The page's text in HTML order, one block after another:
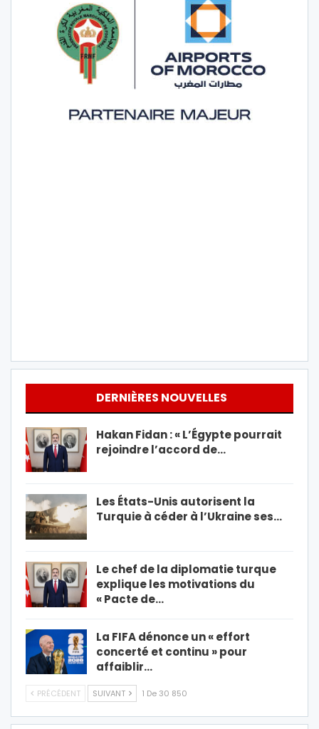
DERNIÈRES NOUVELLES
Hakan Fidan : « L’Égypte pourrait
rejoindre l’accord de…
Les États-Unis autorisent la
Turquie à céder à l’Ukraine ses…
Le chef de la diplomatie turque
explique les motivations du
« Pacte de…
La FIFA dénonce un « effort
concerté et continu » pour
affaiblir…
PRÉCÉDENT SUIVANT 1 De 30 850